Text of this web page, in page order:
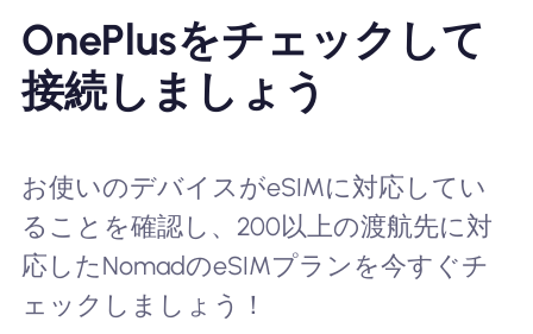
OnePlusをチェックして
接続しましょう
お使いのデバイスがeSIMに対応してい
ることを確認し、200以上の渡航先に対
応したNomadのeSIMプランを今すぐチ
ェックしましょう！